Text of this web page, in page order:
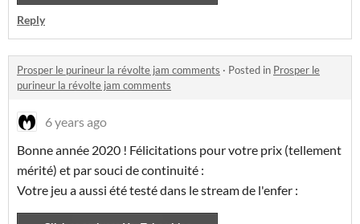
Reply
Prosper le purineur la révolte jam comments · Posted in Prosper le
purineur la révolte jam comments
6 years ago
Bonne année 2020 ! Félicitations pour votre prix (tellement
mérité) et par souci de continuité :
Votre jeu a aussi été testé dans le stream de l'enfer :